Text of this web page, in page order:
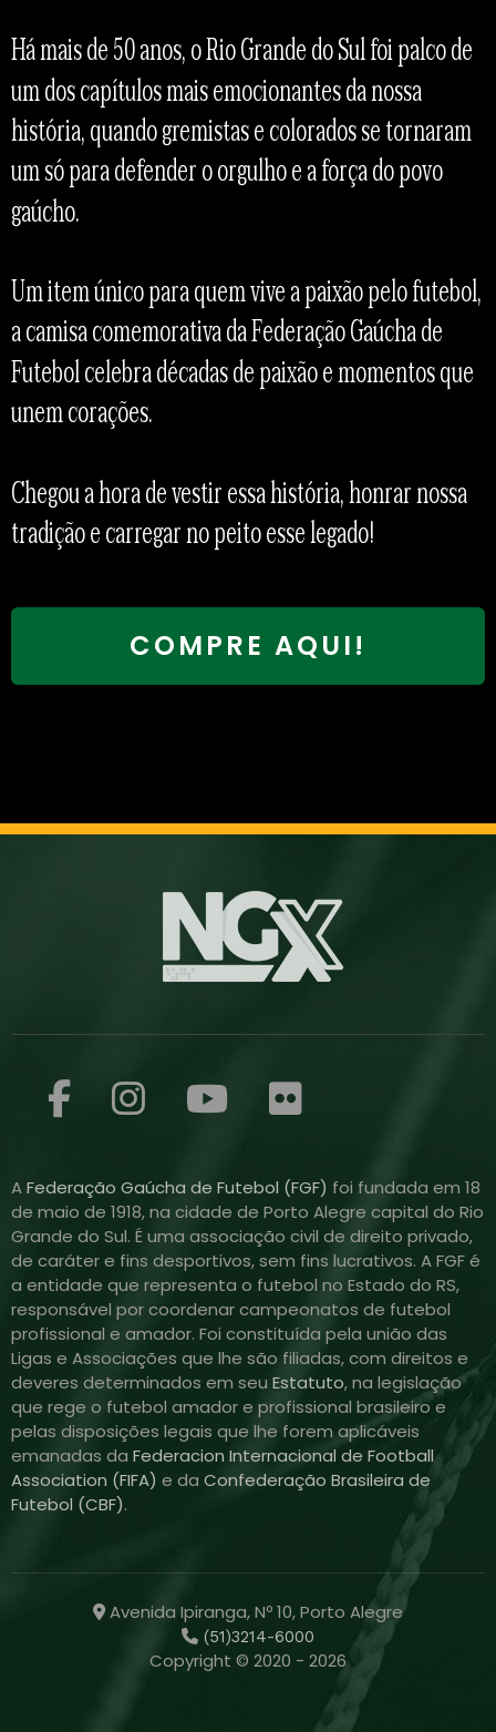
Há mais de 50 anos, o Rio Grande do Sul foi palco de
um dos capítulos mais emocionantes da nossa
história, quando gremistas e colorados se tornaram
um só para defender o orgulho e a força do povo
gaúcho.
Um item único para quem vive a paixão pelo futebol,
a camisa comemorativa da Federação Gaúcha de
Futebol celebra décadas de paixão e momentos que
unem corações.
Chegou a hora de vestir essa história, honrar nossa
tradição e carregar no peito esse legado!
COMPRE AQUI!
AFederação Gaúcha de Futebol (FGF) foi fundada em 18
de maio de 1918, na cidade de Porto Alegre capital do Rio
Grande do Sul. É uma associação civil de direito privado,
de caráter e fins desportivos, sem fins lucrativos. A FGF é
a entidade que representa o futebol no Estado do RS,
responsável por coordenar campeonatos de futebol
profissional e amador. Foi constituída pela união das
Ligas e Associações que lhe são filiadas, com direitos e
deveres determinados em seu Estatuto, na legislação
que rege o futebol amador e profissional brasileiro e
pelas disposições legais que lhe forem aplicáveis
emanadas da Federacion Internacional de Football
Association (FIFA) e da Confederação Brasileira de
Futebol (CBF).
Avenida Ipiranga, Nº 10, Porto Alegre
(51)3214-6000
Copyright © 2020 - 2026